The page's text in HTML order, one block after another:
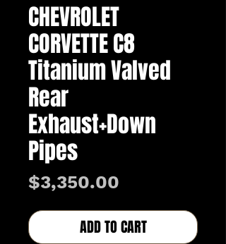
CHEVROLET
CORVETTE C8
Titanium Valved
Rear
Exhaust+Down
Pipes
$3,350.00
ADD TO CART